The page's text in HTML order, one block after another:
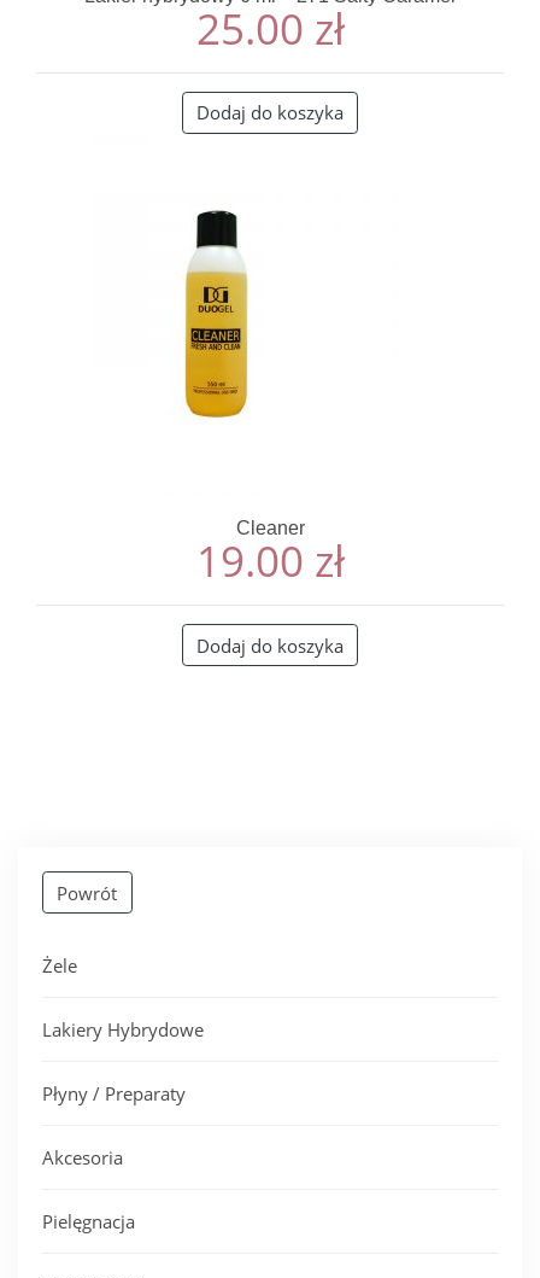
Powrót
Żele
Lakiery Hybrydowe
Płyny / Preparaty
Akcesoria
Pielęgnacja
25.00 zł
Dodaj do koszyka
Cleaner
19.00 zł
Dodaj do koszyka